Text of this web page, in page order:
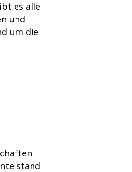
es alle
und
um die
stand